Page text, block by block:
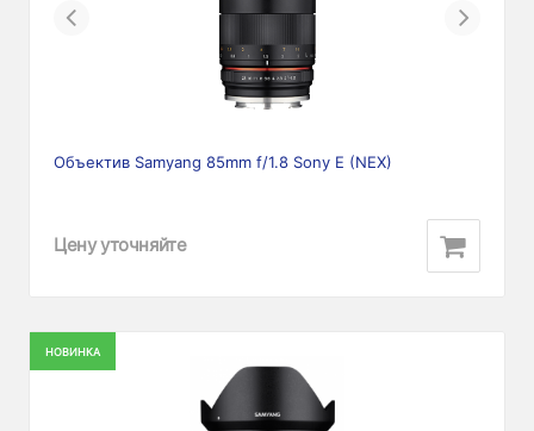
Previous Next
Объектив Samyang 85mm f/1.8 Sony E (NEX)
Цену уточняйте
НОВИНКА